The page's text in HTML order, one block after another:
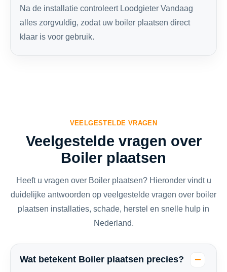
Na de installatie controleert Loodgieter Vandaag
alles zorgvuldig, zodat uw boiler plaatsen direct
klaar is voor gebruik.
VEELGESTELDE VRAGEN
Veelgestelde vragen over
Boiler plaatsen
Heeft u vragen over Boiler plaatsen? Hieronder vindt u
duidelijke antwoorden op veelgestelde vragen over boiler
plaatsen installaties, schade, herstel en snelle hulp in
Nederland.
Wat betekent Boiler plaatsen precies?